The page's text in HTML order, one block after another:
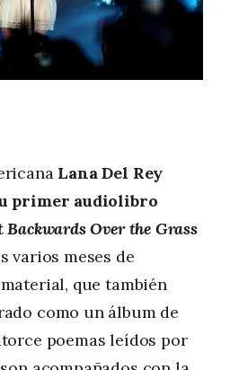
Lana Del Rey
primer audiolibro
Backwards Over the Grass
varios meses de
que también
como un álbum de
poemas leídos por